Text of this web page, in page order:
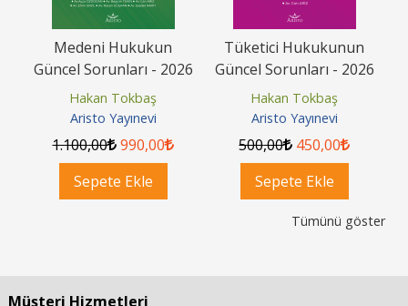
Medeni Hukukun
Güncel Sorunları - 2026
Hakan Tokbaş
Aristo Yayınevi
1.100,00 990,00
Sepete Ekle
Tüketici Hukukunun
Güncel Sorunları - 2026
Hakan Tokbaş
Aristo Yayınevi
500,00 450,00
Sepete Ekle
Tümünü göster
Müşteri Hizmetleri